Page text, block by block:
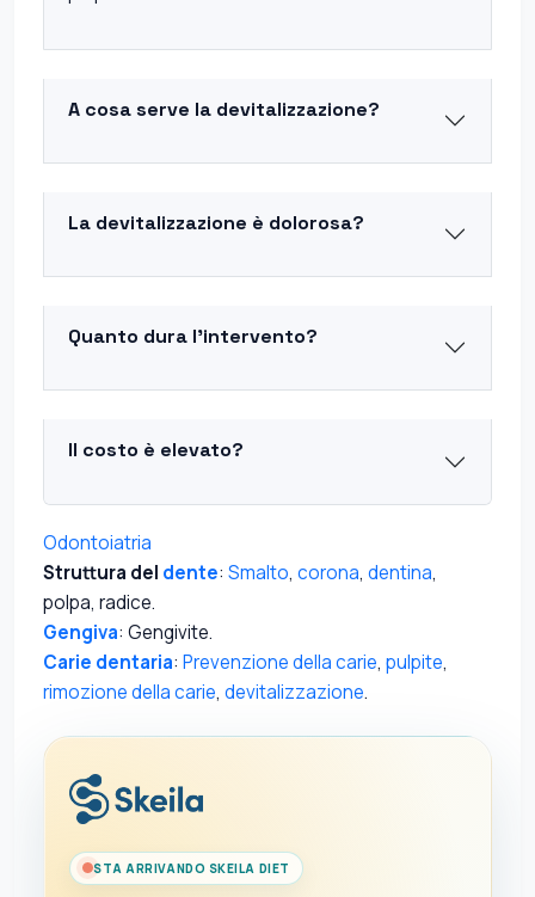
A cosa serve la devitalizzazione?
La devitalizzazione è dolorosa?
Quanto dura l'intervento?
Il costo è elevato?
Odontoiatria
Struttura del dente: Smalto, corona, dentina,
polpa, radice.
Gengiva: Gengivite.
Carie dentaria: Prevenzione della carie, pulpite,
rimozione della carie, devitalizzazione.
STA ARRIVANDO SKEILA DIET